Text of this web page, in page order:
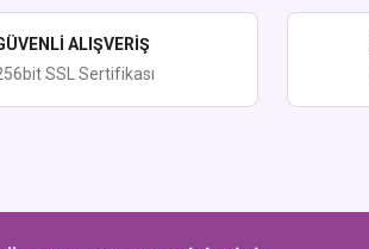
ALIŞVERİŞ
SSL Sertifikası